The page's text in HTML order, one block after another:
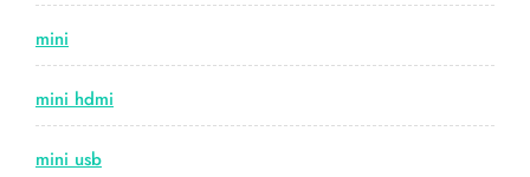
mini
mini hdmi
mini usb